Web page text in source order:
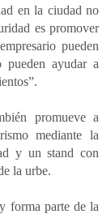
en la ciudad no
es promover
pueden
pueden ayudar a
promueve a
mediante la
y un stand con
la urbe.
forma parte de la